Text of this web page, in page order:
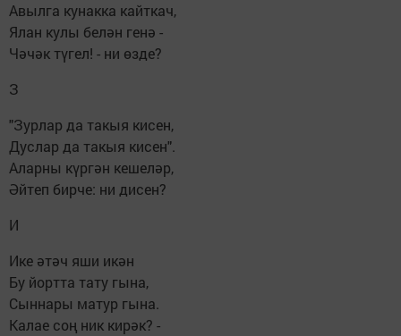
Авылга кунакка кайткач,
Ялан кулы белән генә -
Чәчәк түгел! - ни өзде?
З
"Зурлар да такыя кисен,
Дуслар да такыя кисен".
Аларны күргән кешеләр,
Әйтеп бирче: ни дисен?
И
Ике әтәч яши икән
Бу йортта тату гына,
Сыннары матур гына.
Калае соң ник кирәк? -